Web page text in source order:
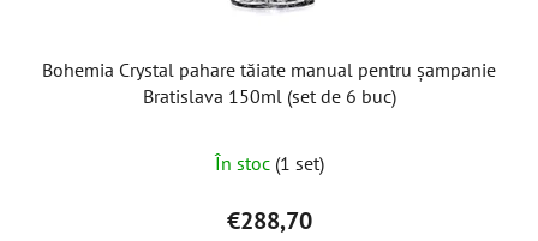
Bohemia Crystal pahare tăiate manual pentru șampanie
Bratislava 150ml (set de 6 buc)
În stoc (1 set)
€288,70